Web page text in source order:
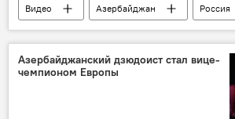
Видео Азербайджан
Россия
SputnikPro
Проект SputnikPro в Азербайджане
Sputnik Азербайджан
Азербайджанский дзюдоист стал вице-
чемпионом Европы